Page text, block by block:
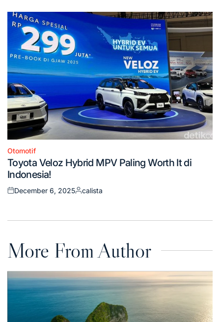
Posted
in
Otomotif
Toyota Veloz Hybrid MPV Paling Worth It di
Indonesia!
Posted
December 6, 2025
Posted
calista
More From Author